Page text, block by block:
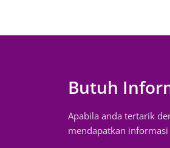
Butuh
Apabila anda tertarik
mendapatkan